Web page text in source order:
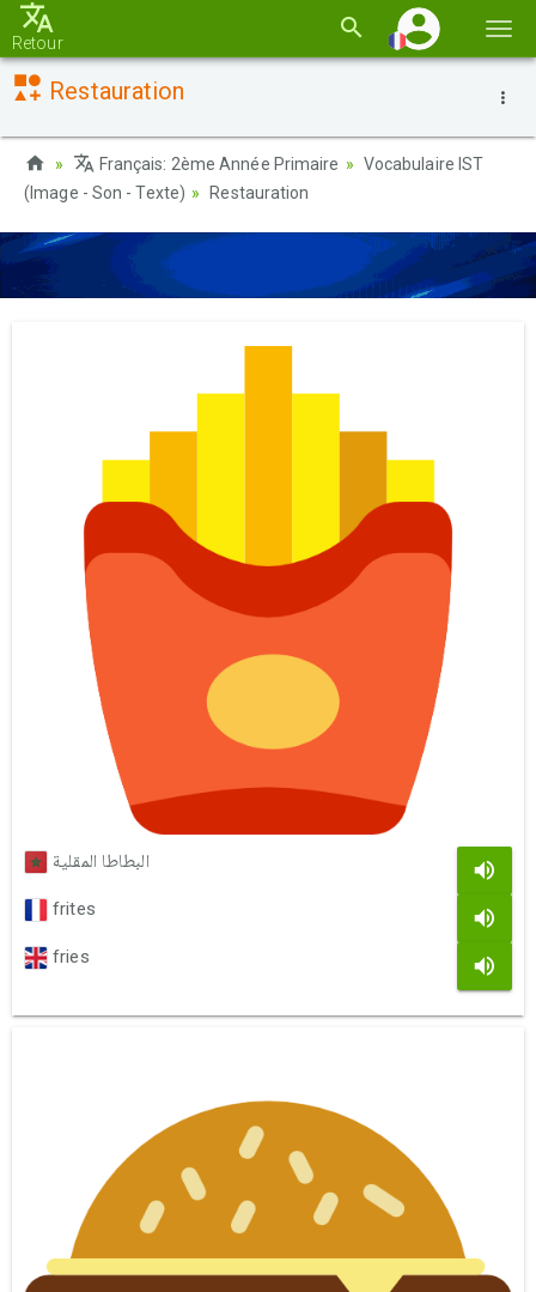
la
Retour
Restauration
Français: 2ème Année Primaire
Vocabulaire IST
(Image - Son - Texte)
Restauration
البطاطا المقلية
frites
fries